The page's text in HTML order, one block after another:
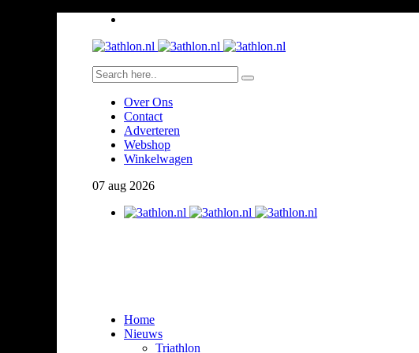
Over Ons
Contact
Adverteren
Webshop
Winkelwagen
07 aug 2026
Home
Nieuws
Triathlon